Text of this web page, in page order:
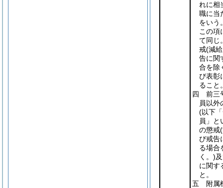
れに相
職に当
をいう
この項
て同じ
戒(減
告に関
合を除
び表彰
ること
四 前三
員以外
(以下
員」と
の懲戒
び戒告
る場合
く。)
に関す
と。
五 附属